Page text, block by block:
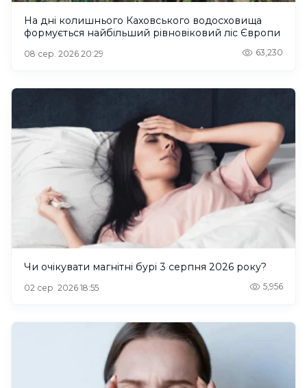
На дні колишнього Каховського водосховища
формується найбільший рівновіковий ліс Європи
08 сер. 2026 20:29 63,230
Чи очікувати магнітні бурі 3 серпня 2026 року?
02 сер. 2026 18:55 5,956